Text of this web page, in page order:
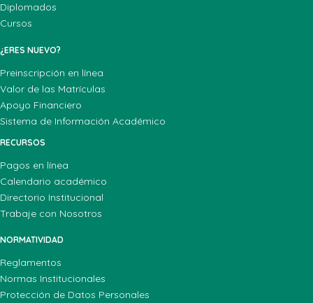
Diplomados
Cursos
¿ERES NUEVO?
Preinscripción en línea
Valor de las Matrículas
Apoyo Financiero
Sistema de Información Académico
RECURSOS
Pagos en línea
Calendario académico
Directorio Institucional
Trabaje con Nosotros
NORMATIVIDAD
Reglamentos
Normas Institucionales
Protección de Datos Personales